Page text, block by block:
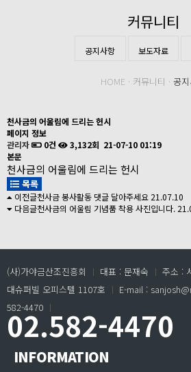
커뮤니티
공지사항 보도자료
HOME · 커뮤니티 · 공
천사금의 어울림에 드리는 헌시
페이지 정보
관리자
0건 3,132회 21-07-10 01:19
본문
천사금의 어울림에 드리는 헌시
목록
이전글천사금 봉사활동 댓글 달아주세요 21.07.10
다음글천사금의 어울림 기념품 착용 사진입니다.
(사)가야금산조진흥회 ㅣ 대표 : 문재숙 ㅣ 주소 :
대슈퍼빌 오피스텔 1107호 ㅣ E-mail :
582-4470 ㅣ
02.582-4470
INFORMATION